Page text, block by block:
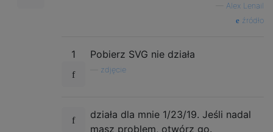
Alex Lenail
źródło
1 Pobierz SVG nie działa
zdjęcie
działa dla mnie 1/23/19. Jeśli nadal
masz problem, otwórz go.